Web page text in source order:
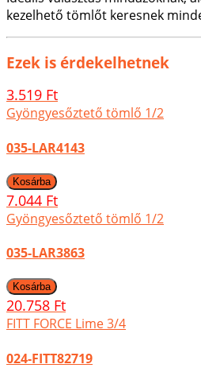
kezelhető tömlőt keresnek
Ezek is érdekelhetnek
3.519 Ft
Gyöngyesőztető tömlő 1/2
035-LAR4143
7.044 Ft
Gyöngyesőztető tömlő 1/2
035-LAR3863
20.758 Ft
FITT FORCE Lime 3/4
024-FITT82719